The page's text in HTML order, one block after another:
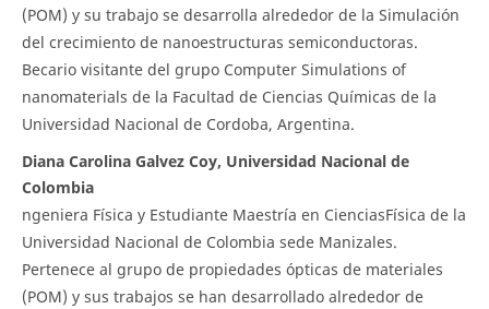
(POM) y su trabajo se desarrolla alrededor de la Simulación
del crecimiento de nanoestructuras semiconductoras.
Becario visitante del grupo Computer Simulations of
nanomaterials de la Facultad de Ciencias Químicas de la
Universidad Nacional de Cordoba, Argentina.
Diana Carolina Galvez Coy, Universidad Nacional de
Colombia
ngeniera Física y Estudiante Maestría en CienciasFísica de la
Universidad Nacional de Colombia sede Manizales.
Pertenece al grupo de propiedades ópticas de materiales
(POM) y sus trabajos se han desarrollado alrededor de